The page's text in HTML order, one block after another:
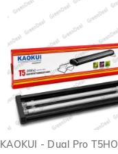
KAOKUI - Dual Pro T5HO